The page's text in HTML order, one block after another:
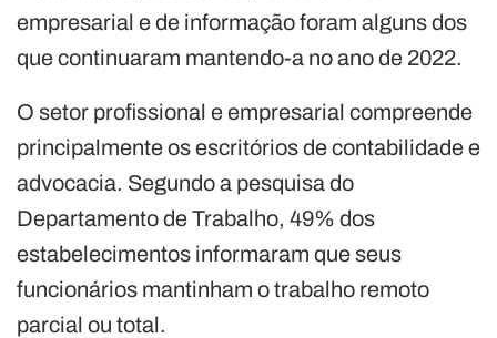
empresarial e de informação foram alguns dos
que continuaram mantendo-a no ano de 2022.
O setor profissional e empresarial compreende
principalmente os escritórios de contabilidade e
advocacia. Segundo a pesquisa do
Departamento de Trabalho, 49% dos
estabelecimentos informaram que seus
funcionários mantinham o trabalho remoto
parcial ou total.